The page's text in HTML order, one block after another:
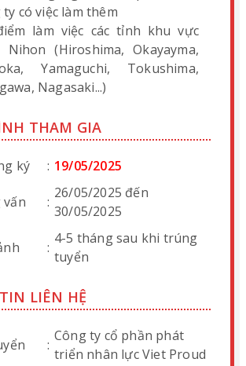
ty có việc làm thêm
làm việc các tỉnh khu vực
Nihon (Hiroshima, Okayayma,
Yamaguchi, Tokushima,
Nagasaki...)
THAM GIA
ký : 19/05/2025
vấn :
26/05/2025 đến
30/05/2025
:
4-5 tháng sau khi trúng
tuyển
LIÊN HỆ
:
Công ty cổ phần phát
triển nhân lực Viet Proud